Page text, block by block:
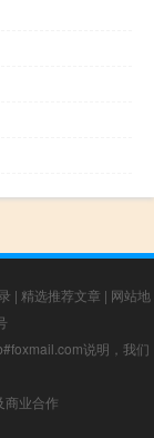
| 精选推荐文章 | 网站地
说明，我们
商业合作